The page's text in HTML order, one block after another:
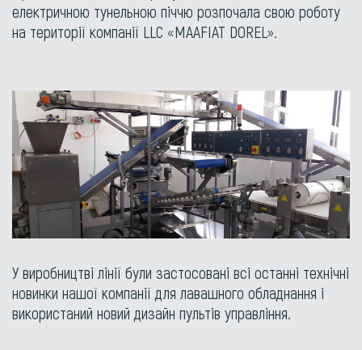
електричною тунельною піччю розпочала свою роботу
на території компанії LLC «MAAFIAT DOREL».
У виробництві лінії були застосовані всі останні технічні
новинки нашої компанії для лавашного обладнання і
використаний новий дизайн пультів управління.